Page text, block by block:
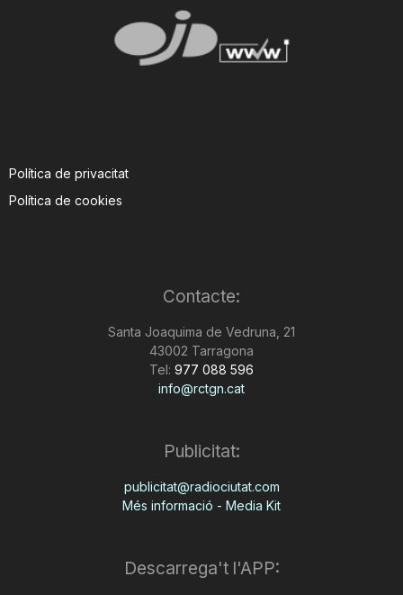
Política de privacitat
Política de cookies
Contacte:
Santa Joaquima de Vedruna, 21
43002 Tarragona
Tel: 977 088 596
info@rctgn.cat
Publicitat:
publicitat@radiociutat.com
Més informació - Media Kit
Descarrega't l'APP: